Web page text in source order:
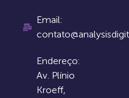
Email:
Endereço:
Av. Plínio
Kroeff,